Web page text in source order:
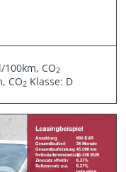
CO2
CO2 Klasse: D